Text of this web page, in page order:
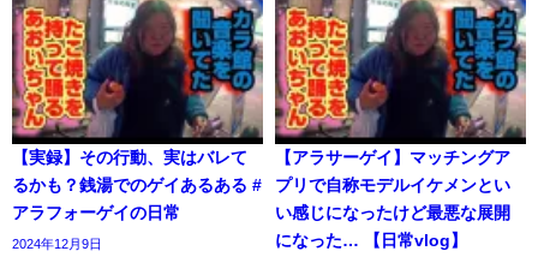
【実録】その行動、実はバレて
るかも？銭湯でのゲイあるある #
アラフォーゲイの日常
2024年12月9日
【アラサーゲイ】マッチングア
プリで自称モデルイケメンとい
い感じになったけど最悪な展開
になった… 【日常vlog】